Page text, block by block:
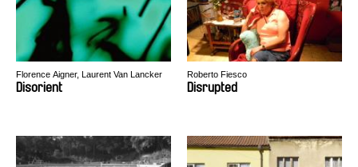
Florence Aigner, Laurent Van Lancker
Disorient
Roberto Fiesco
Disrupted